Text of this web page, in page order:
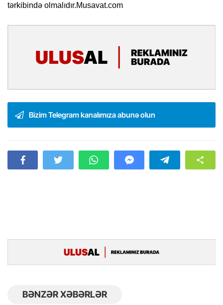
tərkibində olmalıdır.Musavat.com
Bizim Telegram kanalımıza abunə olun
BƏNZƏR XƏBƏRLƏR